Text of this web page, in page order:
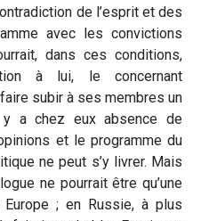
de l’esprit et des
avec les convictions
dans ces conditions,
à lui, le concernant
subir à ses membres un
y a chez eux absence de
et le programme du
ne peut s’y livrer. Mais
ne pourrait être qu’une
; en Russie, à plus